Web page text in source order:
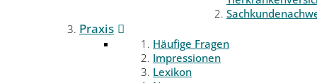
Praxis
Häufige Fragen
Impressionen
Lexikon